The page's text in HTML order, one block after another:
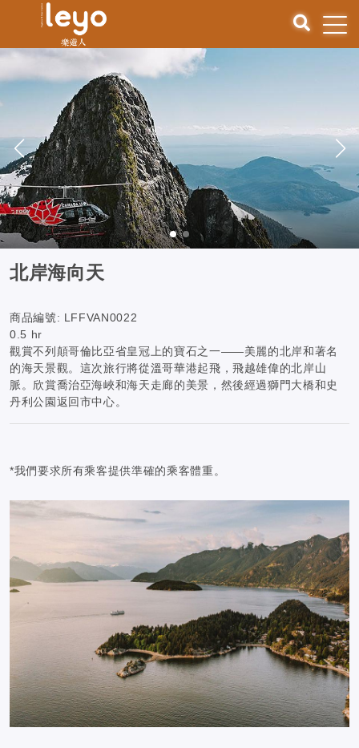
北岸海向天
商品編號: LFFVAN0022
0.5 hr
觀賞不列顛哥倫比亞省皇冠上的寶石之一——美麗的北岸和著名
的海天景觀。這次旅行將從溫哥華港起飛，飛越雄偉的北岸山
脈。欣賞喬治亞海峽和海天走廊的美景，然後經過獅門大橋和史
丹利公園返回市中心。
*我們要求所有乘客提供準確的乘客體重。